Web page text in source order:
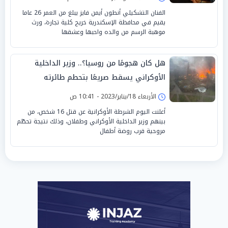
الفنان التشكيلي أنطون أيمن فايز يبلغ من العمر 26 عاما
يقيم في محافظة الإسكندرية خريج كلية تجارة، ورث
موهبة الرسم من والده واحبها وعشقها
هل كان هجومًا من روسيا؟.. وزير الداخلية
الأوكراني يسقط صريعًا بتحطم طائرته
المروحية
الأربعاء 18/يناير/2023 - 10:41 ص
أعلنت اليوم الشرطة الأوكرانية عن قتل 16 شخص، من
بينهم وزير الداخلية الأوكراني وطفلان، وذلك نتيجة تحطّم
مروحية قرب روضة أطفال